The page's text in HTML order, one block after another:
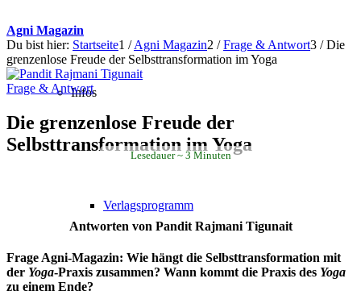
Infos
Verlagsprogramm
Agni Magazin
Du bist hier: Startseite1 / Agni Magazin2 / Frage & Antwort3 / Die
grenzenlose Freude der Selbsttransformation im Yoga
Frage & Antwort
Die grenzenlose Freude der
Selbsttransformation im Yoga
Lesedauer 3 Minuten
Antworten von Pandit Rajmani Tigunait
Frage Agni-Magazin: Wie hängt die Selbsttransformation mit
der Yoga-Praxis zusammen? Wann kommt die Praxis des Yoga
zu einem Ende?